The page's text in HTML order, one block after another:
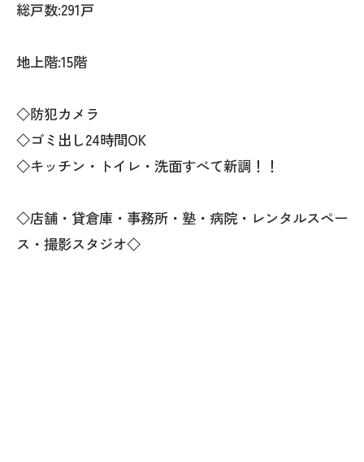
総戸数:291戸
地上階:15階
◇防犯カメラ
◇ゴミ出し24時間OK
◇キッチン・トイレ・洗面すべて新調！！
◇店舗・貸倉庫・事務所・塾・病院・レンタルスペー
ス・撮影スタジオ◇